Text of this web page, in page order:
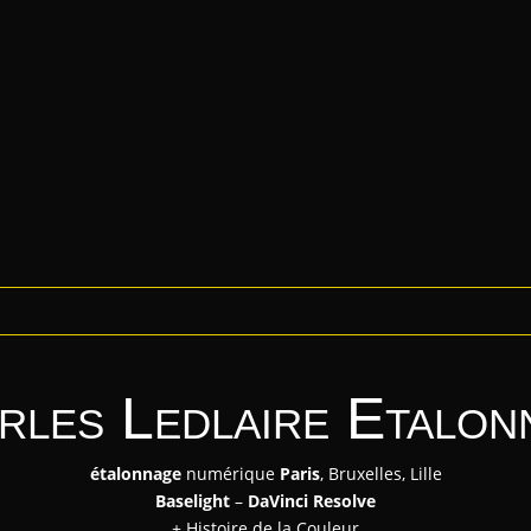
Ledlaire
étalonnagenumérique Paris, Bruxelles, Lille
Baselight – DaVinci Resolve